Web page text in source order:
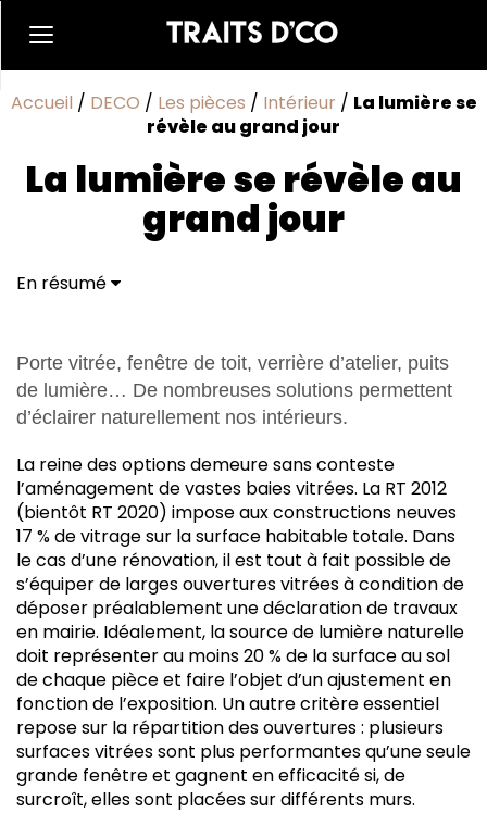
Accueil / DECO / Les pièces / Intérieur / La lumière se
révèle au grand jour
La lumière se révèle au
grand jour
En résumé
Porte vitrée, fenêtre de toit, verrière d’atelier, puits
de lumière… De nombreuses solutions permettent
d’éclairer naturellement nos intérieurs.
La reine des options demeure sans conteste
l’aménagement de vastes baies vitrées. La RT 2012
(bientôt RT 2020) impose aux constructions neuves
17 % de vitrage sur la surface habitable totale. Dans
le cas d’une rénovation, il est tout à fait possible de
s’équiper de larges ouvertures vitrées à condition de
déposer préalablement une déclaration de travaux
en mairie. Idéalement, la source de lumière naturelle
doit représenter au moins 20 % de la surface au sol
de chaque pièce et faire l’objet d’un ajustement en
fonction de l’exposition. Un autre critère essentiel
repose sur la répartition des ouvertures : plusieurs
surfaces vitrées sont plus performantes qu’une seule
grande fenêtre et gagnent en efficacité si, de
surcroît, elles sont placées sur différents murs.